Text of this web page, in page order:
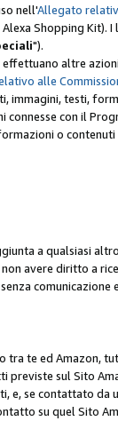
nell'Allegato
Shopping Kit).
").
altre
alle
immagini, testi,
con il
o
a qualsiasi
avere diritto a
comunicazione
tra te ed Amazon,
sul Sito
e, se contattato da
su quel Sito